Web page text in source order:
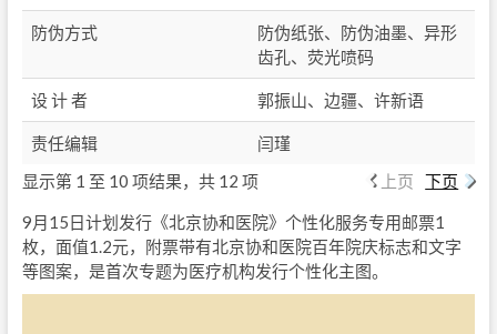
防伪方式
防伪纸张、防伪油墨、异形
齿孔、荧光喷码
设 计 者 郭振山、边疆、许新语
责任编辑
闫瑾
显示第 1 至 10 项结果，共 12 项
上页 下页
9月15日计划发行《北京协和医院》个性化服务专用邮票1
枚，面值1.2元，附票带有北京协和医院百年院庆标志和文字
等图案，是首次专题为医疗机构发行个性化主图。